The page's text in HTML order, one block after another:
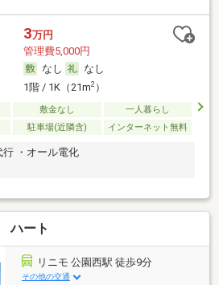
3万円
管理費5,000円
なし
なし
1階 / 1K（21m2）
敷金なし
一人暮らし
駐車場(近隣含) インターネット無料
・オール電化
ハート
リニモ 公園西駅 徒歩9分
その他の交通